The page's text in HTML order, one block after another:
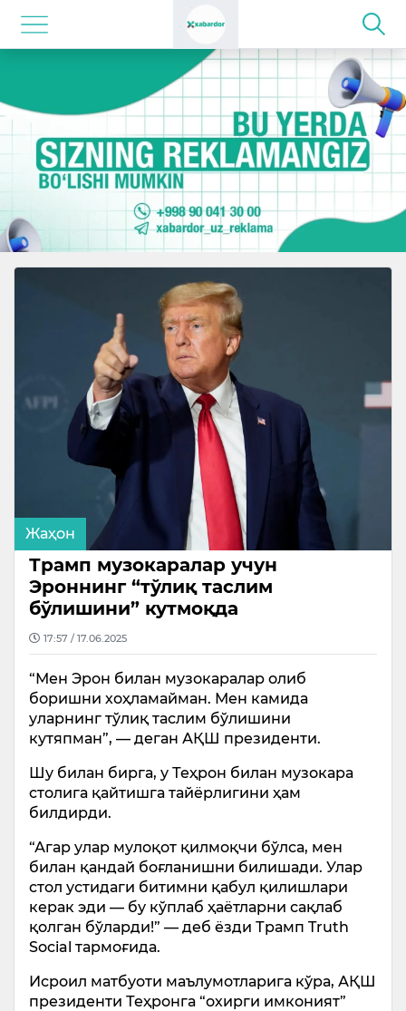
Жаҳон
Трамп музокаралар учун
Эроннинг “тўлиқ таслим
бўлишини” кутмоқда
17:57 / 17.06.2025
“Мен Эрон билан музокаралар олиб
боришни хоҳламайман. Мен камида
уларнинг тўлиқ таслим бўлишини
кутяпман”, — деган АҚШ президенти.
Шу билан бирга, у Теҳрон билан музокара
столига қайтишга тайёрлигини ҳам
билдирди.
“Агар улар мулоқот қилмоқчи бўлса, мен
билан қандай боғланишни билишади. Улар
стол устидаги битимни қабул қилишлари
керак эди — бу кўплаб ҳаётларни сақлаб
қолган бўларди!” — деб ёзди Трамп Truth
Social тармоғида.
Исроил матбуоти маълумотларига кўра, АҚШ
президенти Теҳронга “охирги имконият”